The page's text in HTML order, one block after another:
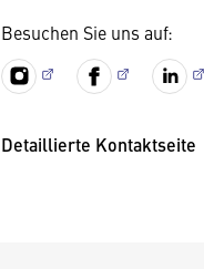
Besuchen Sie uns auf:
Detaillierte Kontaktseite